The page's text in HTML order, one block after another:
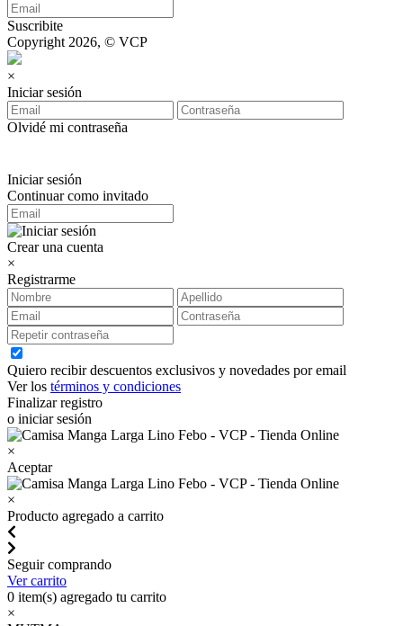
Suscribite
Copyright 2026, © VCP
×
Iniciar sesión
Olvidé mi contraseña
Iniciar sesión
Continuar como invitado
Crear una cuenta
×
Registrarme
Quiero recibir descuentos exclusivos y novedades por email
Ver los términos y condiciones
Finalizar registro
o iniciar sesión
×
Aceptar
×
Producto agregado a carrito
Seguir comprando
Ver carrito
0 item(s) agregado tu carrito
×